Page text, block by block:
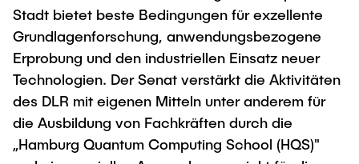
Stadt bietet beste Bedingungen für exzellente
Grundlagenforschung, anwendungsbezogene
Erprobung und den industriellen Einsatz neuer
Technologien. Der Senat verstärkt die Aktivitäten
des DLR mit eigenen Mitteln unter anderem für
die Ausbildung von Fachkräften durch die
„Hamburg Quantum Computing School (HQS)"